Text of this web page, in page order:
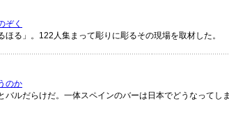
ぞく
る」。122人集まって彫りに彫るその現場を取材した。
のか
ルだらけだ。一体スペインのバーは日本でどうなってしま